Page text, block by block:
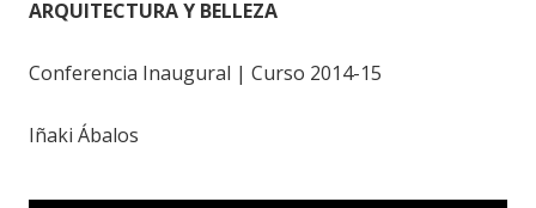
ARQUITECTURA Y BELLEZA
Conferencia Inaugural | Curso 2014-15
Iñaki Ábalos